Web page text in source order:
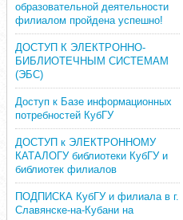
образовательной деятельности
филиалом пройдена успешно!
ДОСТУП К ЭЛЕКТРОННО-
БИБЛИОТЕЧНЫМ СИСТЕМАМ
(ЭБС)
Доступ к Базе информационных
потребностей КубГУ
ДОСТУП к ЭЛЕКТРОННОМУ
КАТАЛОГУ библиотеки КубГУ и
библиотек филиалов
ПОДПИСКА КубГУ и филиала в г.
Славянске-на-Кубани на